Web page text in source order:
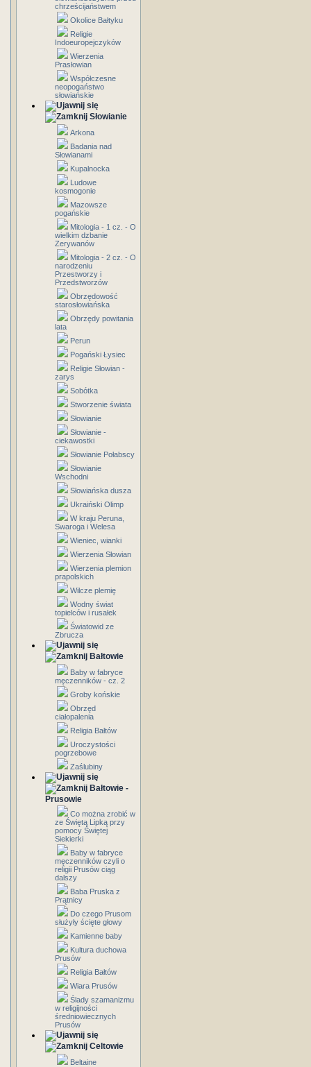
chrześcijaństwem
Okolice Bałtyku
Religie
Indoeuropejczyków
Wierzenia
Prasłowian
Współczesne
neopogaństwo
słowiańskie
Słowianie
Arkona
Badania nad
Słowianami
Kupalnocka
Ludowe
kosmogonie
Mazowsze
pogańskie
Mitologia - 1 cz. - O
wielkim dzbanie
Zerywanów
Mitologia - 2 cz. - O
narodzeniu
Przestworzy i
Przedstworzów
Obrzędowość
starosłowiańska
Obrzędy powitania
lata
Perun
Pogański Łysiec
Religie Słowian -
zarys
Sobótka
Stworzenie świata
Słowianie
Słowianie -
ciekawostki
Słowianie Połabscy
Słowianie
Wschodni
Słowiańska dusza
Ukraiński Olimp
W kraju Peruna,
Swaroga i Welesa
Wieniec, wianki
Wierzenia Słowian
Wierzenia plemion
prapolskich
Wilcze plemię
Wodny świat
topielców i rusałek
Światowid ze
Zbrucza
Bałtowie
Baby w fabryce
męczenników - cz. 2
Groby końskie
Obrzęd
ciałopalenia
Religia Bałtów
Uroczystości
pogrzebowe
Zaślubiny
Bałtowie -
Prusowie
Co można zrobić w
ze Świętą Lipką przy
pomocy Świętej
Siekierki
Baby w fabryce
męczenników czyli o
religii Prusów ciąg
dalszy
Baba Pruska z
Prątnicy
Do czego Prusom
służyły ścięte głowy
Kamienne baby
Kultura duchowa
Prusów
Religia Bałtów
Wiara Prusów
Ślady szamanizmu
w religijności
średniowiecznych
Prusów
Celtowie
Beltaine